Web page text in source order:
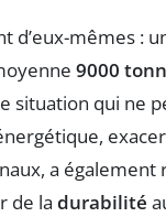
d’eux-mêmes :
9000
situation qui ne
a également
de la durabilité